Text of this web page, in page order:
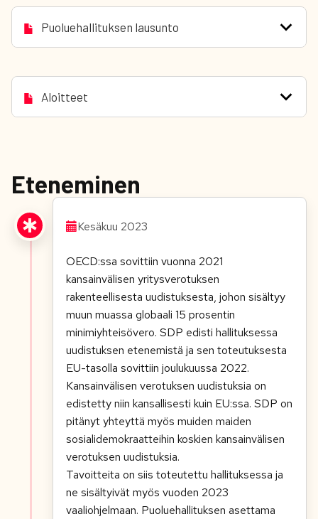
Puoluehallituksen lausunto
Aloitteet
Eteneminen
Kesäkuu 2023
OECD:ssa sovittiin vuonna 2021
kansainvälisen yritysverotuksen
rakenteellisesta uudistuksesta, johon sisältyy
muun muassa globaali 15 prosentin
minimiyhteisövero. SDP edisti hallituksessa
uudistuksen etenemistä ja sen toteutuksesta
EU-tasolla sovittiin joulukuussa 2022.
Kansainvälisen verotuksen uudistuksia on
edistetty niin kansallisesti kuin EU:ssa. SDP on
pitänyt yhteyttä myös muiden maiden
sosialidemokraatteihin koskien kansainvälisen
verotuksen uudistuksia.
Tavoitteita on siis toteutettu hallituksessa ja
ne sisältyivät myös vuoden 2023
vaaliohjelmaan. Puoluehallituksen asettama